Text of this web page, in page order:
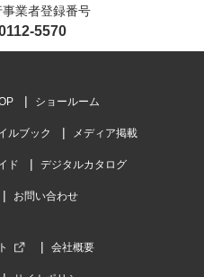
業者登録番号
5570
ショールーム
ルブック メディア掲載
ド デジタルカタログ
お問い合わせ
会社概要